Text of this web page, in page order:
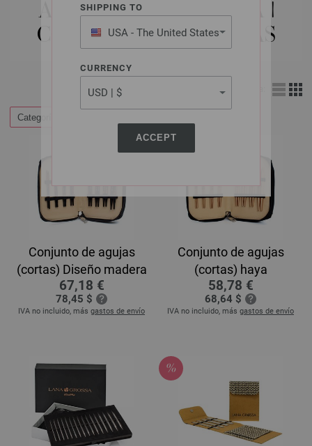
SHIPPING TO
USA - The United States
of America
CURRENCY
ACCEPT
AGUJAS LANA GROSSA |
CONJUNTOS DE AGUJAS
Categorías
Conjunto de agujas
(cortas) Diseño madera
67,18 €
78,45 $
IVA no incluido, más gastos de envío
Conjunto de agujas
(cortas) haya
58,78 €
68,64 $
IVA no incluido, más gastos de envío